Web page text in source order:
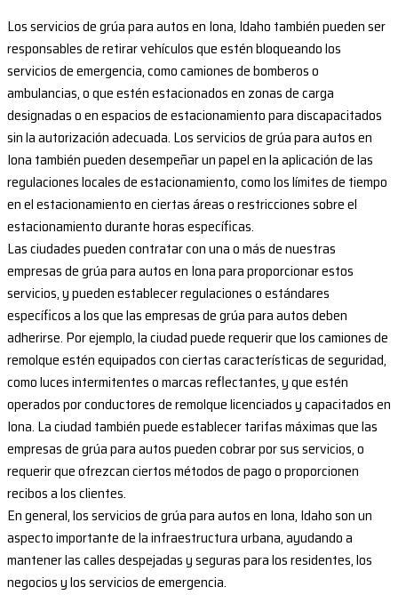
Los servicios de grúa para autos en Iona, Idaho también pueden ser
responsables de retirar vehículos que estén bloqueando los
servicios de emergencia, como camiones de bomberos o
ambulancias, o que estén estacionados en zonas de carga
designadas o en espacios de estacionamiento para discapacitados
sin la autorización adecuada. Los servicios de grúa para autos en
Iona también pueden desempeñar un papel en la aplicación de las
regulaciones locales de estacionamiento, como los límites de tiempo
en el estacionamiento en ciertas áreas o restricciones sobre el
estacionamiento durante horas específicas.
Las ciudades pueden contratar con una o más de nuestras
empresas de grúa para autos en Iona para proporcionar estos
servicios, y pueden establecer regulaciones o estándares
específicos a los que las empresas de grúa para autos deben
adherirse. Por ejemplo, la ciudad puede requerir que los camiones de
remolque estén equipados con ciertas características de seguridad,
como luces intermitentes o marcas reflectantes, y que estén
operados por conductores de remolque licenciados y capacitados en
Iona. La ciudad también puede establecer tarifas máximas que las
empresas de grúa para autos pueden cobrar por sus servicios, o
requerir que ofrezcan ciertos métodos de pago o proporcionen
recibos a los clientes.
En general, los servicios de grúa para autos en Iona, Idaho son un
aspecto importante de la infraestructura urbana, ayudando a
mantener las calles despejadas y seguras para los residentes, los
negocios y los servicios de emergencia.